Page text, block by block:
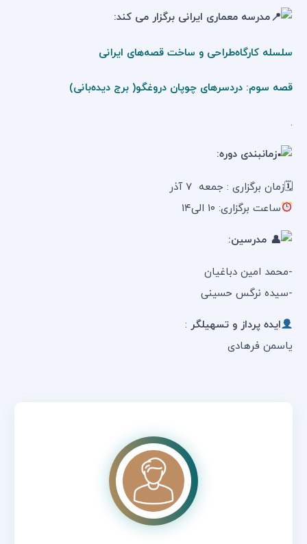
مدرسه معماری ایرانی برگزار می کند:
سلسله کارگاهطراحی و ساخت قصه‌های ایرانی
قصه سوم: دردسرهای چوپان دروغگو( برج دیده‌بانی)
.
زمانبندی دوره:
🗓زمان برگزاری : جمعه 7 آذر
ساعت برگزاری: ۱۰ الی۱۴
مدرسین:
-محمد امین دباغیان
-سیده نرگس حسینی
ایده پرداز و تسهیلگر :
یاسمن فرهادی